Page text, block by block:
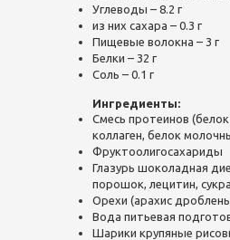
Углеводы – 8.2 г
из них сахара – 0.3 г
Пищевые волокна – 3 г
Белки – 32 г
Соль – 0.1 г
Ингредиенты:
Смесь протеинов
коллаген, белок
Фруктоолигосахариды
Глазурь шоколадная
порошок, лецитин,
Орехи (арахис
Вода питьевая
Шарики крупяные